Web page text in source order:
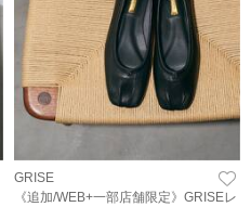
GRISE
《追加/WEB+一部店舗限定》GRISEレ